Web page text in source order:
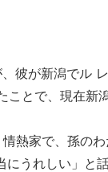
彼が新潟でル
ことで、現在新
熱家で、孫のわ
うれしい」と